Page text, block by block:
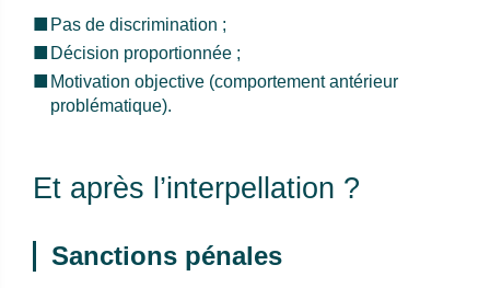
Pas de discrimination ;
Décision proportionnée ;
Motivation objective (comportement antérieur
problématique).
Et après l’interpellation ?
Sanctions pénales